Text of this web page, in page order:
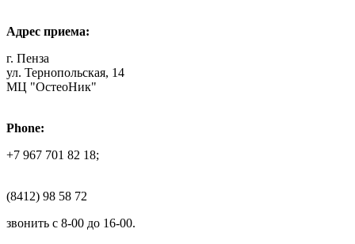
Адрес приема:
г. Пенза
ул. Тернопольская, 14
МЦ "ОстеоНик"
Phone:
+7 967 701 82 18;
(8412) 98 58 72
звонить с 8-00 до 16-00.